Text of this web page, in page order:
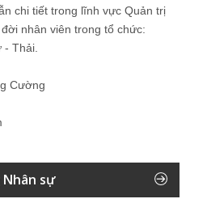
chi tiết trong lĩnh vực Quản trị
nhân viên trong tổ chức:
Thải.
Cường
sự